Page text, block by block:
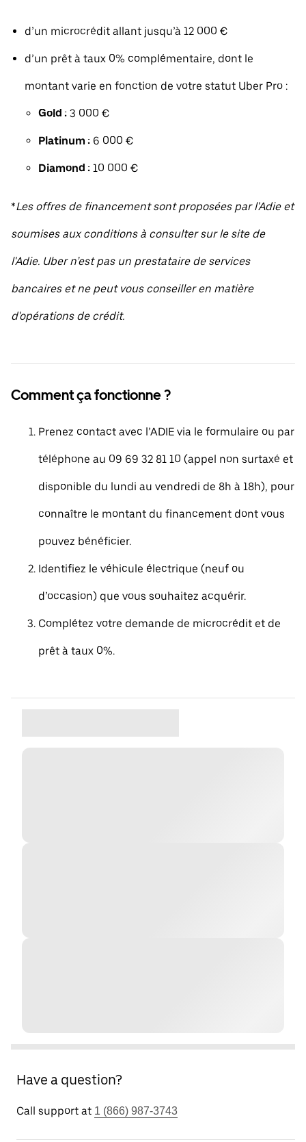
d’un microcrédit allant jusqu’à 12 000 €
d’un prêt à taux 0% complémentaire, dont le
montant varie en fonction de votre statut Uber Pro :
Gold : 3 000 €
Platinum : 6 000 €
Diamond : 10 000 €
*Les offres de financement sont proposées par l'Adie et
soumises aux conditions à consulter sur le site de
l'Adie. Uber n’est pas un prestataire de services
bancaires et ne peut vous conseiller en matière
d'opérations de crédit.
Comment ça fonctionne ?
Prenez contact avec l’ADIE via le formulaire ou par
téléphone au 09 69 32 81 10 (appel non surtaxé et
disponible du lundi au vendredi de 8h à 18h), pour
connaître le montant du financement dont vous
pouvez bénéficier.
Identifiez le véhicule électrique (neuf ou
d’occasion) que vous souhaitez acquérir.
Complétez votre demande de microcrédit et de
prêt à taux 0%.
Have a question?
Call support at 1 (866) 987-3743